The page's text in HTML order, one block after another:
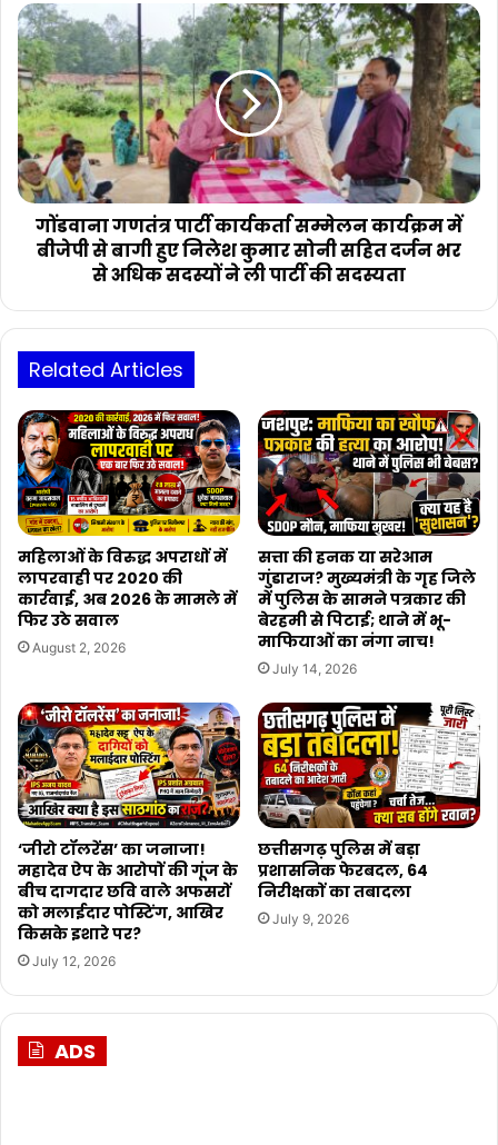
गोंडवाना
गणतंत्र
पार्टी
कार्यकर्ता
सम्मेलन
कार्यक्रम
में
बीजेपी
से
बागी
सोनी
दर्जन
भर
से
अधिक
सदस्यों
ने
ली
पार्टी
की
सदस्यता
गोंडवाना गणतंत्र पार्टी कार्यकर्ता सम्मेलन कार्यक्रम में
बीजेपी से बागी हुए निलेश कुमार सोनी सहित दर्जन भर
से अधिक सदस्यों ने ली पार्टी की सदस्यता
Related Articles
महिलाओं के विरुद्ध अपराधों में
लापरवाही पर 2020 की
कार्रवाई, अब 2026 के मामले में
फिर उठे सवाल
August 2, 2026
सत्ता की हनक या सरेआम
गुंडाराज? मुख्यमंत्री के गृह जिले
में पुलिस के सामने पत्रकार की
बेरहमी से पिटाई; थाने में भू-
माफियाओं का नंगा नाच!
July 14, 2026
‘जीरो टॉलरेंस’ का जनाजा!
महादेव ऐप के आरोपों की गूंज के
बीच दागदार छवि वाले अफसरों
को मलाईदार पोस्टिंग, आखिर
किसके इशारे पर?
July 12, 2026
छत्तीसगढ़ पुलिस में बड़ा
प्रशासनिक फेरबदल, 64
निरीक्षकों का तबादला
July 9, 2026
ADS